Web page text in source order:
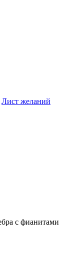
Лист желаний
с фианитами